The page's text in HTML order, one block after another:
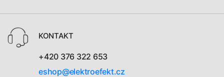
KONTAKT
+420 376 322 653
eshop@elektroefekt.cz